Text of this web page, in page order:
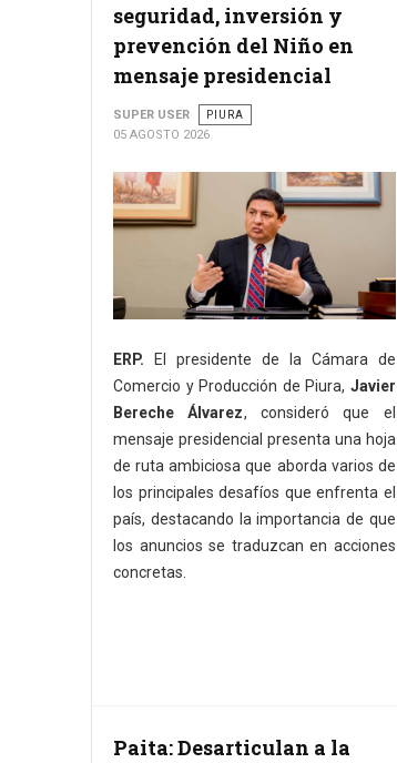
seguridad, inversión y
prevención del Niño en
mensaje presidencial
SUPER USER
PIURA
05 AGOSTO 2026
ERP. El presidente de la Cámara de
Comercio y Producción de Piura, Javier
Bereche Álvarez, consideró que el
mensaje presidencial presenta una hoja
de ruta ambiciosa que aborda varios de
los principales desafíos que enfrenta el
país, destacando la importancia de que
los anuncios se traduzcan en acciones
concretas.
Paita: Desarticulan a la